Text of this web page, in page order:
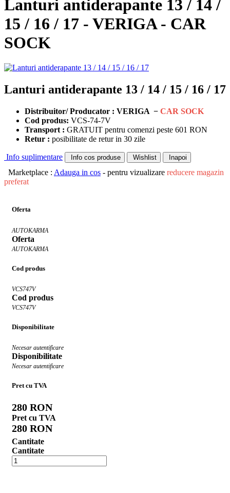
Lanturi antiderapante 13 / 14 /
15 / 16 / 17 - VERIGA - CAR
SOCK
Lanturi antiderapante 13 / 14 / 15 / 16 / 17
Distribuitor/ Producator : VERIGA − CAR SOCK
Cod produs: VCS-74-7V
Transport : GRATUIT pentru comenzi peste 601 RON
Retur : posibilitate de retur in 30 zile
Info suplimentare Info cos produse Wishlist Inapoi
Marketplace : Adauga in cos - pentru vizualizare reducere magazin
preferat
Oferta
AUTOKARMA
Oferta
AUTOKARMA
Cod produs
VCS747V
Cod produs
VCS747V
Disponibilitate
Necesar autentificare
Disponibilitate
Necesar autentificare
Pret cu TVA
280 RON
Pret cu TVA
280 RON
Cantitate
Cantitate